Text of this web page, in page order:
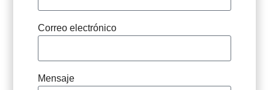
Correo electrónico
Mensaje